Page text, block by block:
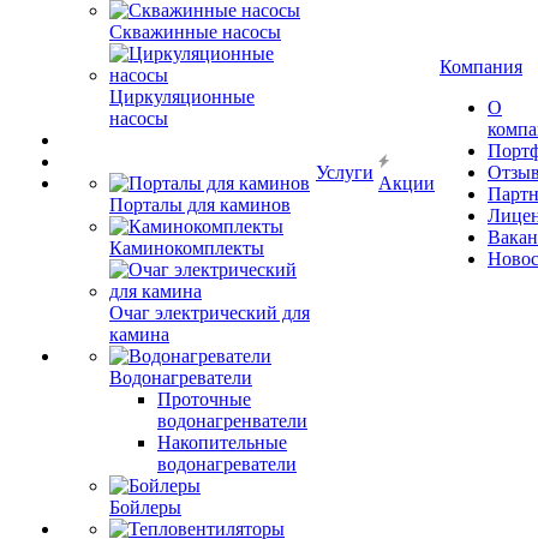
Скважинные насосы
Циркуляционные
насосы
Порталы для каминов
Каминокомплекты
Очаг электрический для
камина
Водонагреватели
Проточные
водонагренватели
Накопительные
водонагреватели
Бойлеры
Услуги
Акции
Компания
О